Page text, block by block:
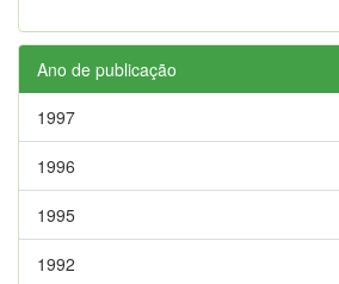
Ano de publicação
1997
1996
1995
1992